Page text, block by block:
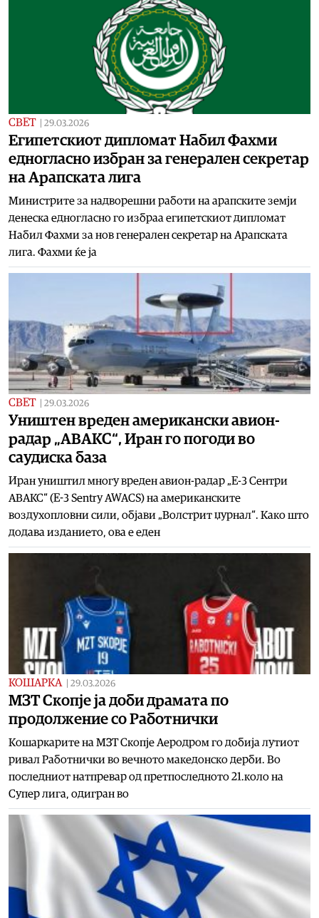
СВЕТ 29.03.2026
Египетскиот дипломат Набил Фахми
едногласно избран за генерален секретар
на Арапската лига
Министрите за надворешни работи на арапските земји
денеска едногласно го избраа египетскиот дипломат
Набил Фахми за нов генерален секретар на Арапската
лига. Фахми ќе ја
СВЕТ 29.03.2026
Уништен вреден американски авион-
радар „АВАКС“, Иран го погоди во
саудиска база
Иран уништил многу вреден авион-радар „Е-3 Сентри
АВАКС“ (E-3 Sentry AWACS) на американските
воздухопловни сили, објави „Волстрит џурнал“. Како што
додава изданието, ова е еден
КОШАРКА 29.03.2026
МЗТ Скопје ја доби драмата по
продолжение со Работнички
Кошаркарите на МЗТ Скопје Аеродром го добија лутиот
ривал Работнички во вечното македонско дерби. Во
последниот натпревар од претпоследното 21.коло на
Супер лига, одигран во